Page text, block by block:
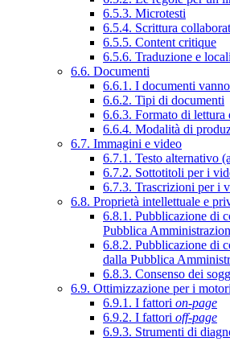
6.5.3. Microtesti
6.5.4. Scrittura
6.5.5. Content critique
6.5.6. Traduzione e
6.6. Documenti
6.6.1. I documenti
6.6.2. Tipi di documenti
6.6.3. Formato di
6.6.4. Modalità di
6.7. Immagini e video
6.7.1. Testo alternativo
6.7.2. Sottotitoli per i
6.7.3. Trascrizioni per i
6.8. Proprietà intellettuale e
6.8.1. Pubblicazione di
Pubblica
6.8.2. Pubblicazione di
dalla Pubblica
6.8.3. Consenso dei
6.9. Ottimizzazione per i
6.9.1. I fattori on-page
6.9.2. I fattori off-page
6.9.3. Strumenti di